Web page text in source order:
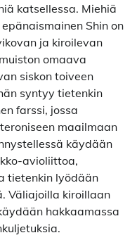
katsellessa. Miehiä
Shin on
ja kiroilevan
omaava
siskon toiveen
syntyy tietenkin
farssi, jossa
maailmaan
käydään
avioliittoa,
tietenkin lyödään
Väliajoilla kiroillaan
hakkaamassa